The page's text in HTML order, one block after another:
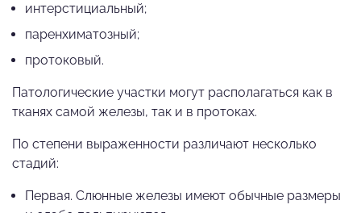
интерстициальный;
паренхиматозный;
протоковый.
Патологические участки могут располагаться как в
тканях самой железы, так и в протоках.
По степени выраженности различают несколько
стадий:
Первая. Слюнные железы имеют обычные размеры